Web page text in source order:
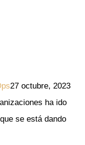
27 octubre, 2023
ha ido
se está dando